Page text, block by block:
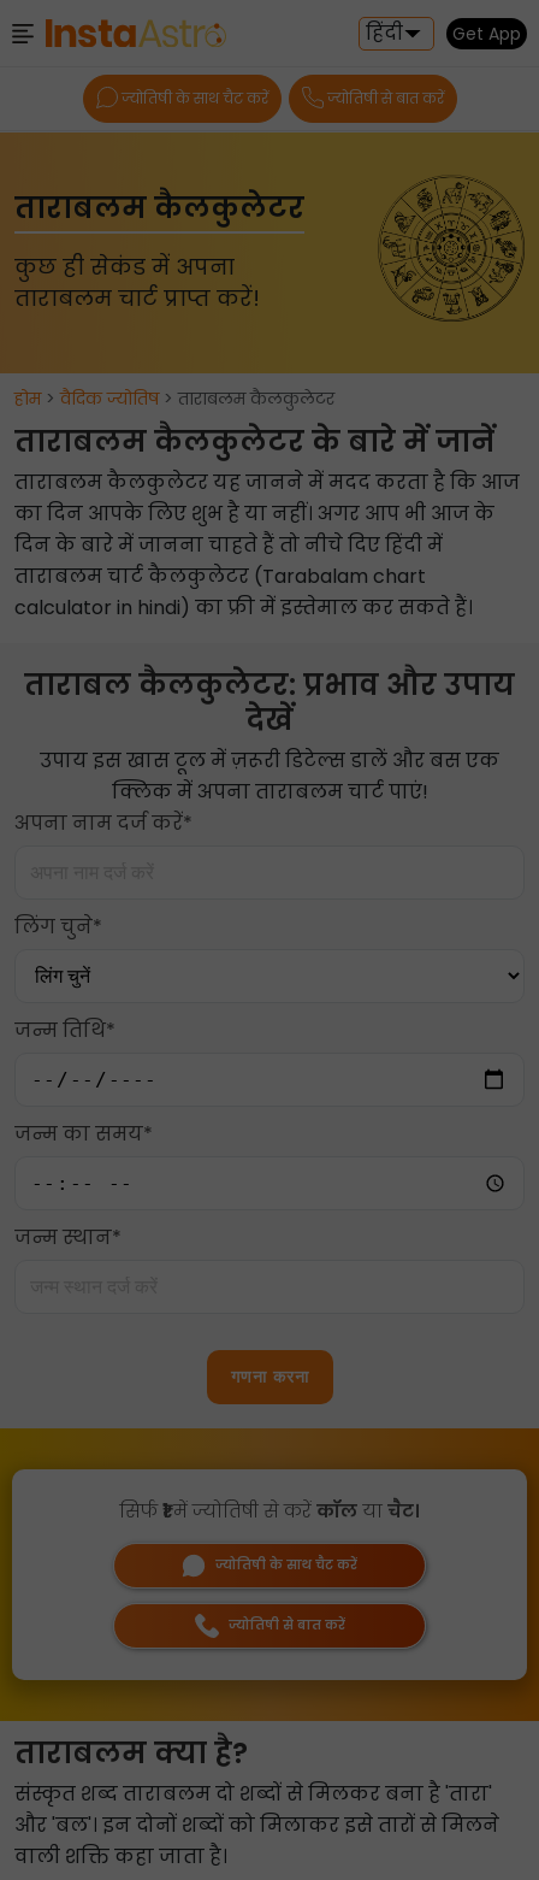
हिंदी Get App
ज्योतिषी के साथ चैट करें ज्योतिषी से बात करें
ताराबलम कैलकुलेटर
कुछ ही सेकंड में अपना
ताराबलम चार्ट प्राप्त करें!
होम>वैदिक ज्योतिष> ताराबलम कैलकुलेटर
ताराबलम कैलकुलेटर के बारे में जानें
ताराबलम कैलकुलेटर यह जानने में मदद करता है कि आज
का दिन आपके लिए शुभ है या नहीं। अगर आप भी आज के
दिन के बारे में जानना चाहते हैं तो नीचे दिए हिंदी में
ताराबलम चार्ट कैलकुलेटर (Tarabalam chart
calculator in hindi) का फ्री में इस्तेमाल कर सकते हैं।
ताराबल कैलकुलेटर: प्रभाव और उपाय
देखें
उपाय इस खास टूल में ज़रूरी डिटेल्स डालें और बस एक
क्लिक में अपना ताराबलम चार्ट पाएं!
अपना नाम दर्ज करें*
लिंग चुने*
जन्म तिथि*
जन्म का समय*
जन्म स्थान*
गणना करना
सिर्फ₹1में ज्योतिषी से करेंकॉलयाचैट।
ज्योतिषी के साथ चैट करें
ज्योतिषी से बात करें
ताराबलम क्या है?
संस्कृत शब्द ताराबलम दो शब्दों से मिलकर बना है 'तारा'
और 'बल'। इन दोनों शब्दों को मिलाकर इसे तारों से मिलने
वाली शक्ति कहा जाता है।